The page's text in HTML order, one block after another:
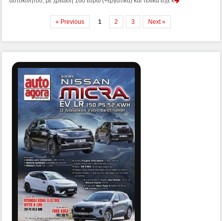
« Previous 1 2 3 Next »